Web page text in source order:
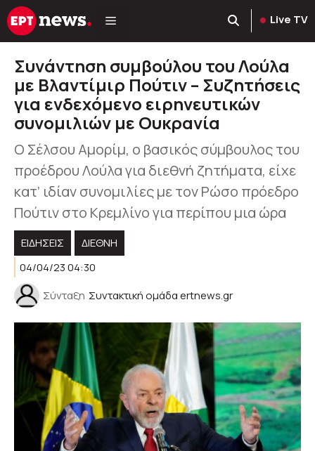
Μετάβαση
σε
Live TV
Συνάντηση συμβούλου του Λούλα
με Βλαντίμιρ Πούτιν – Συζητήσεις
για ενδεχόμενο ειρηνευτικών
συνομιλιών με Ουκρανία
Ο Σέλσου Αμορίμ, ο βασικός σύμβουλος του
προέδρου Λούλα για διεθνή ζητήματα, είχε
κατ’ ιδίαν συνομιλίες με τον Ρώσο πρόεδρο
Πούτιν στο Κρεμλίνο για περίπου μια ώρα
ΕΙΔΗΣΕΙΣ
ΔΙΕΘΝΗ
04/04/23 04:30
Σύνταξη Συντακτική ομάδα ertnews.gr